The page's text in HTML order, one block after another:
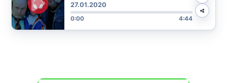
27.01.2020
0:00 4:44